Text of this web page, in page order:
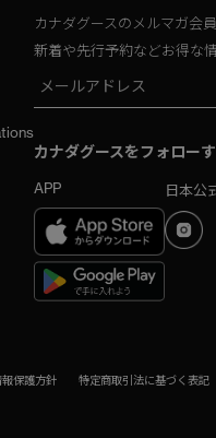
カナダグースのメルマガ会
新着や先行予約などお得な
カナダグースをフォロー
APP 日本公
保護方針 特定商取引法に基づく表記